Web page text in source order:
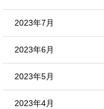
2023年7月
2023年6月
2023年5月
2023年4月